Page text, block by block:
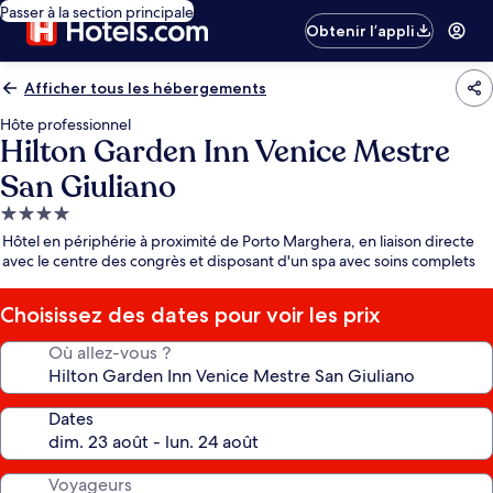
Passer à la section principale
Obtenir l’appli
Afficher tous les hébergements
Hôte professionnel
Hilton Garden Inn Venice Mestre
San Giuliano
Hébergement
4.0 étoiles
Hôtel en périphérie à proximité de Porto Marghera, en liaison directe
avec le centre des congrès et disposant d'un spa avec soins complets
Choisissez des dates pour voir les prix
Où allez-vous ?
Dates
Voyageurs